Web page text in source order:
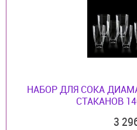
НАБОР ДЛЯ СОКА
СТАКАНОВ
3